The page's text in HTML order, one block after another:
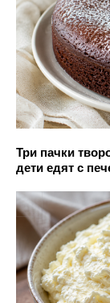
Три пачки
дети едят с